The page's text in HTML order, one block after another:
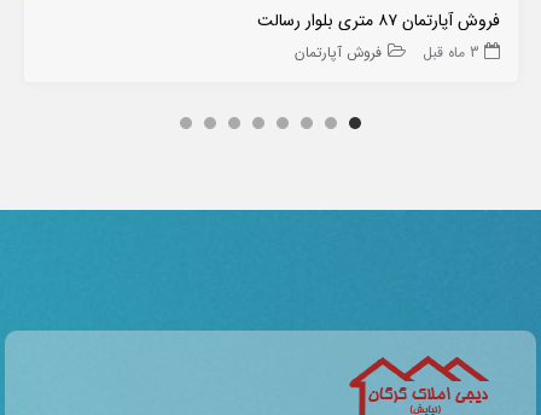
فروش آپارتمان ۸۷ متری بلوار رسالت
3 ماه قبل فروش آپارتمان